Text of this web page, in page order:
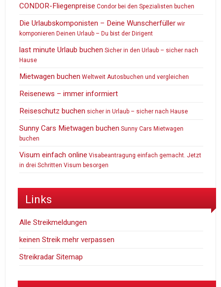
CONDOR-Fliegenpreise Condor bei den Spezialisten buchen
Die Urlaubskomponisten – Deine Wunscherfüller wir
komponieren Deinen Urlaub – Du bist der Dirigent
last minute Urlaub buchen Sicher in den Urlaub – sicher nach
Hause
Mietwagen buchen Weltweit Autosbuchen und vergleichen
Reisenews – immer informiert
Reiseschutz buchen sicher in Urlaub – sicher nach Hause
Sunny Cars Mietwagen buchen Sunny Cars Mietwagen
buchen
Visum einfach online Visabeantragung einfach gemacht. Jetzt
in drei Schritten Visum besorgen
Links
Alle Streikmeldungen
keinen Streik mehr verpassen
Streikradar Sitemap